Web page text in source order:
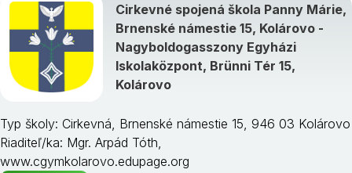
Cirkevné spojená škola Panny Márie,
Brnenské námestie 15, Kolárovo -
Nagyboldogasszony Egyházi
Iskolaközpont, Brünni Tér 15,
Kolárovo
Typ školy: Cirkevná, Brnenské námestie 15, 946 03 Kolárovo
Riaditeľ/ka: Mgr. Arpád Tóth,
www.cgymkolarovo.edupage.org